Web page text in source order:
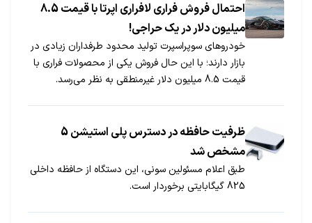
احتمال فروش فراری لافراری اپرتا با قیمت 8.5
میلیون دلار در یک حراجی!
خودروهای سوپراسپرت تولید محدود طرفداران زیادی در
بازار دارند؛ با این حال فروش یکی از محصولات فراری با
قیمت 8.5 میلیون دلار غیرمنطقی به نظر می‌رسد.
ظرفیت حافظه در دسترس پلی استیشن 5
مشخص شد
طبق اعلام مسئولین سونی، این دستگاه از حافظه داخلی
825 گیگابایتی برخوردار است.